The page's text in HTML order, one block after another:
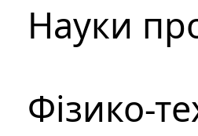
Науки
Фізико-